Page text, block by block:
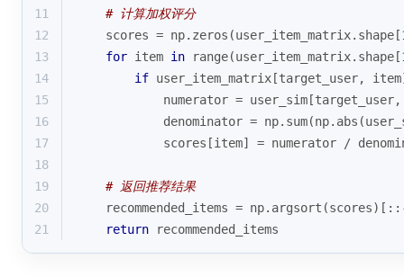
11
# 计算加权评分
12
    scores = np.zeros(user_item_matrix.shape[
13
for item in range(user_item_matrix.shape[
14
if user_item_matrix[target_user,
15
numerator =
16
            denominator = np.
sum(np. abs
17
scores[item] = numerator /
18
19
# 返回推荐结果
20
recommended_items =
21
return recommended_items